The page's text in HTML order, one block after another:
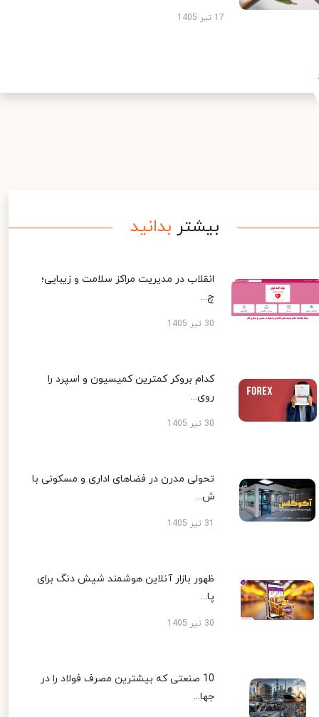
17 تیر 1405
بیشتر بدانید
انقلاب در مدیریت مراکز سلامت و زیبایی؛
چ...
30 تیر 1405
کدام بروکر کمترین کمیسیون و اسپرد را
روی...
30 تیر 1405
تحولی مدرن در فضاهای اداری و مسکونی با
ش...
ظهور بازار آنلاین هوشمند شیش دنگ برای
پا...
30 تیر 1405
10 صنعتی که بیشترین مصرف فولاد را در
جها...